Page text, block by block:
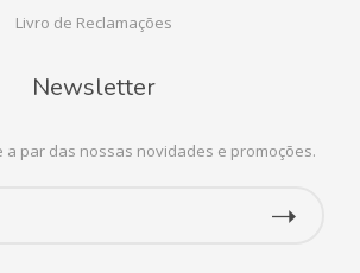
Livro de Reclamações
Newsletter
a par das nossas novidades e promoções.